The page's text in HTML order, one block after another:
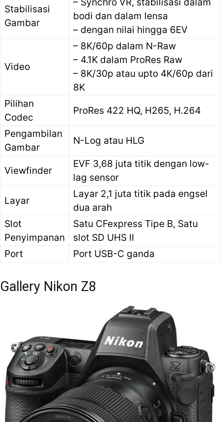
Stabilisasi
Gambar
bodi dan dalam lensa
– dengan nilai hingga 6EV
Video
– 8K/60p dalam N-Raw
– 4.1K dalam ProRes Raw
– 8K/30p atau upto 4K/60p dari
8K
Pilihan
Codec
ProRes 422 HQ, H265, H.264
Pengambilan
Gambar
N-Log atau HLG
Viewfinder
EVF 3,68 juta titik dengan low-
lag sensor
Layar
Layar 2,1 juta titik pada engsel
dua arah
Slot
Penyimpanan
Satu CFexpress Tipe B, Satu
slot SD UHS II
Port
Port USB-C ganda
Gallery Nikon Z8